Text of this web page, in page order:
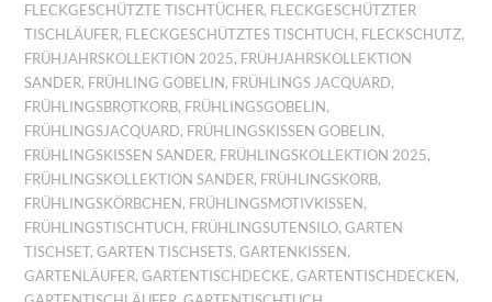
FLECKGESCHÜTZTE TISCHTÜCHER, FLECKGESCHÜTZTER
TISCHLÄUFER, FLECKGESCHÜTZTES TISCHTUCH , FLECKSCHUTZ,
FRÜHJAHRSKOLLEKTION 2025, FRÜHJAHRSKOLLEKTION
SANDER, FRÜHLING GOBELIN , FRÜHLINGS JACQUARD,
FRÜHLINGSBROTKORB, FRÜHLINGSGOBELIN ,
FRÜHLINGSJACQUARD, FRÜHLINGSKISSEN GOBELIN ,
FRÜHLINGSKISSEN SANDER, FRÜHLINGSKOLLEKTION 2025,
FRÜHLINGSKOLLEKTION SANDER, FRÜHLINGSKORB,
FRÜHLINGSKÖRBCHEN , FRÜHLINGSMOTIVKISSEN ,
FRÜHLINGSTISCHTUCH , FRÜHLINGSUTENSILO,GARTEN
TISCHSET,GARTEN TISCHSETS,GARTENKISSEN ,
GARTENLÄUFER,GARTENTISCHDECKE,GARTENTISCHDECKEN ,